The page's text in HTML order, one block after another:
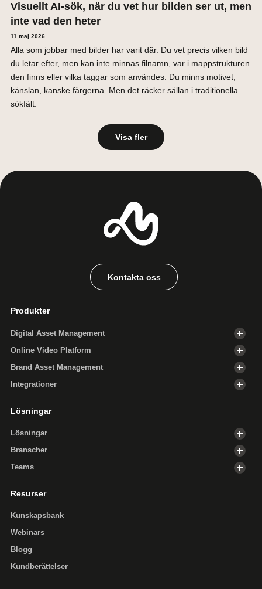
Visuellt AI-sök, när du vet hur bilden ser ut, men
inte vad den heter
11 maj 2026
Alla som jobbar med bilder har varit där. Du vet precis vilken bild
du letar efter, men kan inte minnas filnamn, var i mappstrukturen
den finns eller vilka taggar som användes. Du minns motivet,
känslan, kanske färgerna. Men det räcker sällan i traditionella
sökfält.
Visa fler
Kontakta oss
Produkter
Digital Asset Management
Online Video Platform
Brand Asset Management
Integrationer
Lösningar
Lösningar
Branscher
Teams
Resurser
Kunskapsbank
Webinars
Blogg
Kundberättelser